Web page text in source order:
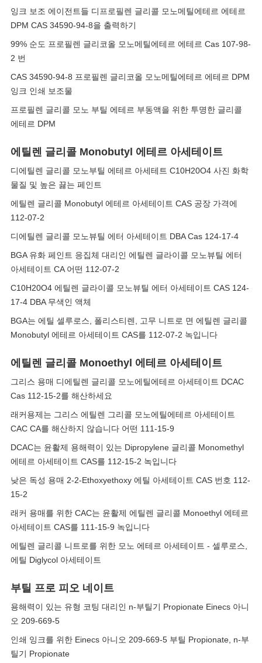
잉크 보조 에이전트들 디프로필렌 글리콜 모노메틸에테르 에테르
DPM CAS 34590-94-8을 출력하기
99% 순도 프로필렌 글리코올 모노메틸에테르 에테르 Cas 107-98-
2 번
CAS 34590-94-8 프로필렌 글리코올 모노메틸에테르 에테르 DPM
잉크 인쇄 보조물
프로필렌 글리콜 모노 부틸 에테르 부동액을 위한 투명한 글리콜
에테르 DPM
에틸렌 글리콜 Monobutyl 에테르 아세테이트
디에틸렌 글리콜 모노부틸 에테르 아세테트 C10H20O4 사진 화학
물질 및 높은 끓는 페인트
에틸렌 글리콜 Monobutyl 에테르 아세테이트 CAS 공장 가격에
112-07-2
디에틸렌 글리콜 모노뷰틸 에터 아세테이트 DBA Cas 124-17-4
BGA 유화 페인트 응집체 대리인 에틸렌 글라이콜 모노뷰틸 에터
아세테이트 CA 어떤 112-07-2
C10H20O4 에틸렌 글라이콜 모노뷰틸 에터 아세테이트 CAS 124-
17-4 DBA 무색인 액체
BGA는 에틸 셀루로스, 폴리스티렌, 고무 니트로 면 에틸렌 글리콜
Monobutyl 에테르 아세테이트 CAS를 112-07-2 녹입니다
에틸렌 글리콜 Monoethyl 에테르 아세테이트
그리스 용매 디에틸렌 글리콜 모노에틸에테르 아세테이트 DCAC
Cas 112-15-2를 해산하세요
래커용제는 그리스 에틸렌 그리콜 모노에틸에테르 아세테이트
CAC CA를 해산하지 않습니다 어떤 111-15-9
DCAC는 윤활제 용해력이 있는 Dipropylene 글리콜 Monomethyl
에테르 아세테이트 CAS를 112-15-2 녹입니다
낮은 독성 용매 2-2-Ethoxyethoxy 에틸 아세테이트 CAS 번호 112-
15-2
래커 용매를 위한 CAC는 윤활제 에틸렌 글리콜 Monoethyl 에테르
아세테이트 CAS를 111-15-9 녹입니다
에틸렌 글리콜 니트로를 위한 모노 에테르 아세테이트 - 셀루로스,
에틸 Diglycol 아세테이트
부틸 프로 피오 네이트
용해력이 있는 유형 코팅 대리인 n-부틸기 Propionate Einecs 아니
오 209-669-5
인쇄 잉크를 위한 Einecs 아니오 209-669-5 부틸 Propionate, n-부
틸기 Propionate